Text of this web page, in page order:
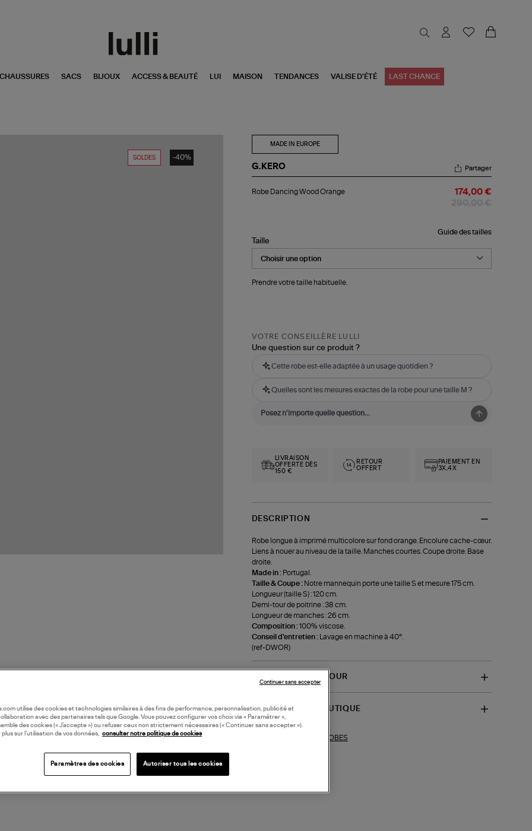
CHAUSSURES SACS BIJOUX ACCESS & BEAUTÉ LUI MAISON TENDANCES VALISE D'ÉTÉ LAST CHANCE
SOLDES -40%
MADE IN EUROPE
G.KERO
Dancing
Partager
Robe Dancing Wood Orange 174,00 €
Guide des tailles
Taille
Prendre votre taille habituelle.
VOTRE CONSEILLÈRE LULLI
Une question sur ce produit ?
Cette robe est-elle adaptée à un usage quotidien ?
Quelles sont les mesures exactes de la robe pour une taille M ?
LIVRAISON
OFFERTE DÈS
150 €
RETOUR
OFFERT
PAIEMENT EN
3X,4X
DESCRIPTION
Robe longue à imprimé multicolore sur fond orange. Encolure cache-cœur.
Liens à nouer au niveau de la taille. Manches courtes. Coupe droite. Base
droite.
Made in : Portugal.
Taille & Coupe : Notre mannequin porte une taille S et mesure 175 cm.
Longueur (taille S) : 120 cm.
Demi-tour de poitrine : 38 cm.
Longueur de manches : 26 cm.
Composition :100% viscose.
Conseil d'entretien :
Lavage en machine à 40°.
(ref-DWOR)
LIVRAISON ET RETOUR
DISPONIBILITÉ BOUTIQUE
ROBES
utilise des cookies et technologies similaires à des fins de performance, personnalisation, publicité et
avec des partenaires tels que Google. Vous pouvez configurer vos choix via « Paramétrer »,
des cookies (« J’accepte ») ou refuser ceux non strictement nécessaires (« Continuer sans accepter »).
plus sur l’utilisation de vos données, consulter notre politique de cookies
Paramètres des cookies Autoriser tous les cookies
Continuer sans accepter